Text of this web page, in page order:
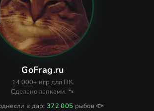
GoFrag.ru
14 000+ игр для ПК.
Сделано лапками. 🐾
в дар:372 005 рыбов 🐟